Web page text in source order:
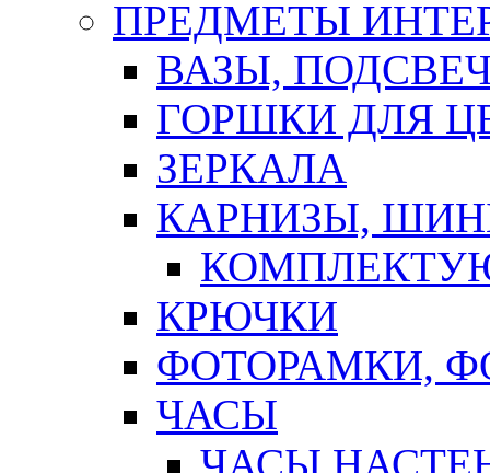
ПРЕДМЕТЫ
ВАЗЫ,
ГОРШКИ ДЛЯ
ЗЕРКАЛА
КАРНИЗЫ,
КРЮЧКИ
ФОТОРАМКИ,
ЧАСЫ